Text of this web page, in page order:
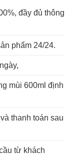
đầy đủ thông
phẩm 24/24.
mùi 600ml định
thanh toán sau
từ khách